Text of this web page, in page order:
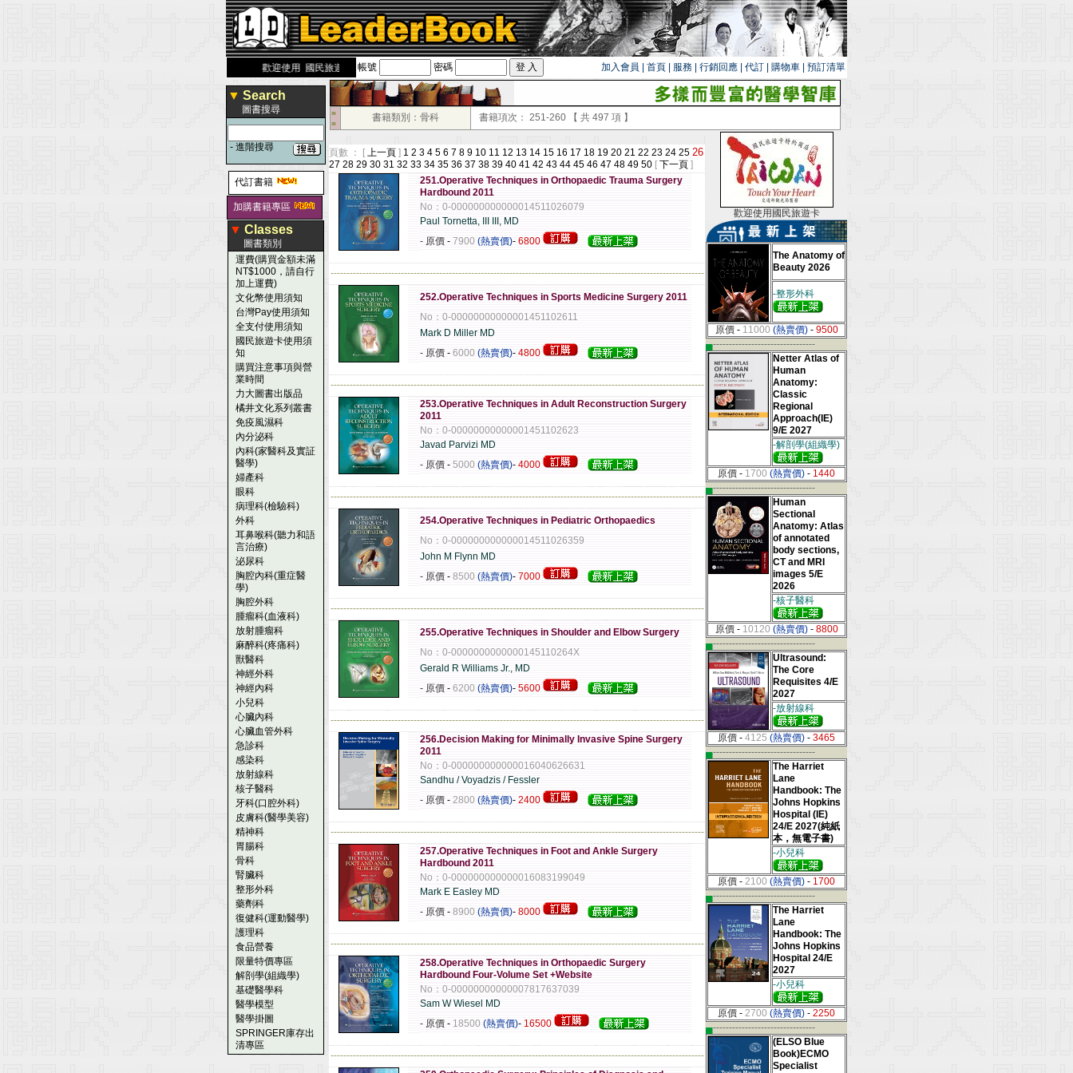
歡迎使用 國民旅遊卡！！ 帳號 密碼 加入會員 首頁 服務 行銷回應 代訂 購物車 預訂清單
▼ Search
圖書搜尋
- 進階搜尋
代訂書籍
加購書籍專區
▼ Classes
圖書類別
運費(購買金額未滿
NT$1000，請自行
加上運費)
文化幣使用須知
台灣Pay使用須知
全支付使用須知
國民旅遊卡使用須
知
購買注意事項與營
業時間
力大圖書出版品
橘井文化系列叢書
免疫風濕科
內分泌科
內科(家醫科及實証
醫學)
婦產科
眼科
病理科(檢驗科)
外科
耳鼻喉科(聽力和語
言治療)
泌尿科
胸腔內科(重症醫
學)
胸腔外科
腫瘤科(血液科)
放射腫瘤科
麻醉科(疼痛科)
獸醫科
神經外科
神經內科
小兒科
心臟內科
心臟血管外科
急診科
感染科
放射線科
核子醫科
牙科(口腔外科)
皮膚科(醫學美容)
精神科
胃腸科
骨科
腎臟科
整形外科
藥劑科
復健科(運動醫學)
護理科
食品營養
限量特價專區
解剖學(組織學)
基礎醫學科
醫學模型
醫學掛圖
SPRINGER庫存出
清專區
■
■
書籍類別：骨科 書籍項次： 251-260 【 共 497 項 】
頁數 ： [ 上一頁 ] 1 2 3 4 5 6 7 8 9 10 11 12 13 14 15 16 17 18 19 20 21 22 23 24 25 26
27 28 29 30 31 32 33 34 35 36 37 38 39 40 41 42 43 44 45 46 47 48 49 50 [ 下一頁 ]
251.Operative Techniques in Orthopaedic Trauma Surgery
Hardbound 2011
No：0-000000000000014511026079
Paul Tornetta, III III, MD
- 原價 - 7900 (熱賣價)- 6800
---------------------------------------------------------------------------------------------------------------------
252.Operative Techniques in Sports Medicine Surgery 2011
No：0-00000000000001451102611
Mark D Miller MD
- 原價 - 6000 (熱賣價)- 4800
---------------------------------------------------------------------------------------------------------------------
253.Operative Techniques in Adult Reconstruction Surgery
2011
No：0-00000000000001451102623
Javad Parvizi MD
- 原價 - 5000 (熱賣價)- 4000
---------------------------------------------------------------------------------------------------------------------
254.Operative Techniques in Pediatric Orthopaedics
No：0-000000000000014511026359
John M Flynn MD
- 原價 - 8500 (熱賣價)- 7000
---------------------------------------------------------------------------------------------------------------------
255.Operative Techniques in Shoulder and Elbow Surgery
No：0-0000000000000145110264X
Gerald R Williams Jr., MD
- 原價 - 6200 (熱賣價)- 5600
---------------------------------------------------------------------------------------------------------------------
256.Decision Making for Minimally Invasive Spine Surgery
2011
No：0-000000000000016040626631
Sandhu / Voyadzis / Fessler
- 原價 - 2800 (熱賣價)- 2400
---------------------------------------------------------------------------------------------------------------------
257.Operative Techniques in Foot and Ankle Surgery
Hardbound 2011
No：0-000000000000016083199049
Mark E Easley MD
- 原價 - 8900 (熱賣價)- 8000
---------------------------------------------------------------------------------------------------------------------
258.Operative Techniques in Orthopaedic Surgery
Hardbound Four-Volume Set +Website
No：0-00000000000007817637039
Sam W Wiesel MD
- 原價 - 18500 (熱賣價)- 16500
---------------------------------------------------------------------------------------------------------------------
歡迎使用國民旅遊卡
The Anatomy of
Beauty 2026
-整形外科
原價 - 11000 (熱賣價) - 9500
▄--------------------------------
Netter Atlas of
Human
Anatomy:
Classic
Regional
Approach(IE)
9/E 2027
-解剖學(組織學)
原價 - 1700 (熱賣價) - 1440
▄--------------------------------
Human
Sectional
Anatomy: Atlas
of annotated
body sections,
CT and MRI
images 5/E
2026
-核子醫科
原價 - 10120 (熱賣價) - 8800
▄--------------------------------
Ultrasound:
The Core
Requisites 4/E
2027
-放射線科
原價 - 4125 (熱賣價) - 3465
▄--------------------------------
The Harriet
Lane
Handbook: The
Johns Hopkins
Hospital (IE)
24/E 2027(純紙
本，無電子書)
-小兒科
原價 - 2100 (熱賣價) - 1700
▄--------------------------------
The Harriet
Lane
Handbook: The
Johns Hopkins
Hospital 24/E
2027
-小兒科
原價 - 2700 (熱賣價) - 2250
▄--------------------------------
(ELSO Blue
Book)ECMO
Specialist